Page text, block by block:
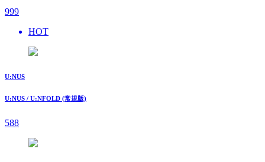
999
HOT
U:NUS
U:NUS / U:NFOLD (常規版)
588